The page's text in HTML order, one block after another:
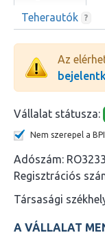
Teherautók ?
Az
Vállalat státusza:
Nem szerepel a
Adószám:
Regisztrációs
Társasági
A VÁLLALAT